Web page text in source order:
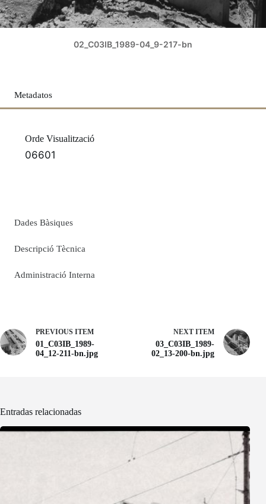
02_C03IB_1989-04_9-217-bn
Metadatos
Orde Visualització
06601
Dades Bàsiques
Descripció Tècnica
Administració Interna
PREVIOUS ITEM
01_C03IB_1989-
04_12-211-bn.jpg
NEXT ITEM
03_C03IB_1989-
02_13-200-bn.jpg
Entradas relacionadas